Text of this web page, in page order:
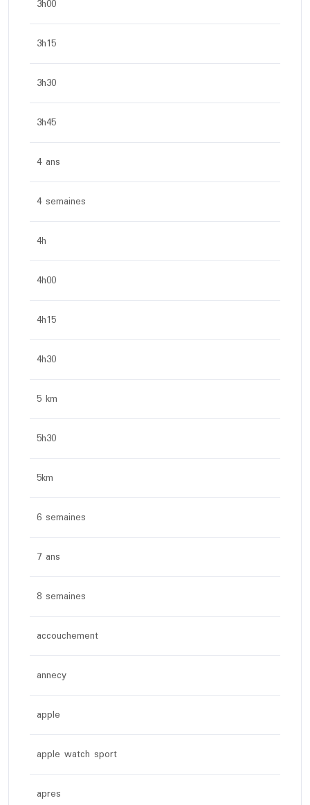
3h00
3h15
3h30
3h45
4 ans
4 semaines
4h
4h00
4h15
4h30
5 km
5h30
5km
6 semaines
7 ans
8 semaines
accouchement
annecy
apple
apple watch sport
apres